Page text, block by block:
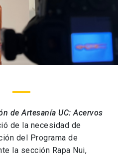
de Artesanía UC: Acervos
de la necesidad de
del Programa de
la sección Rapa Nui,